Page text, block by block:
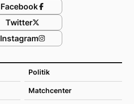
Politik
Matchcenter
Facebook
Twitter
Instagram